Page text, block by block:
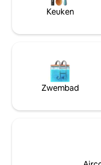
Panagia Bourgou en de
gracht. De begane grond
comfortabele keuken
broodrooster etc en een
badkamer. De begane
van de slaapkamer waar
personen comfortabel
benodigde keukengerei,
internetverbinding voor je
ideaal voor een stel en
gezinnen met 2 volwassenen
Keuken
Zwembad